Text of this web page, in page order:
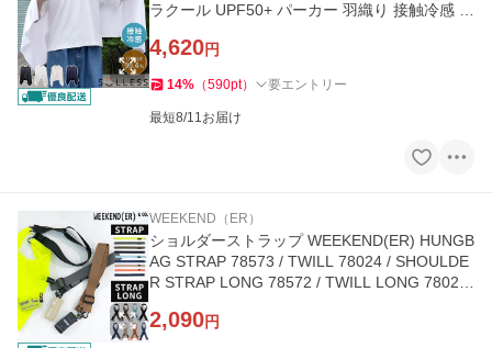
ラクール UPF50+ パーカー 羽織り 接触冷感 フ
4,620円
14% （590pt） 要エントリー
最短8/11お届け
WEEKEND（ER）
ショルダーストラップ WEEKEND(ER) HUNGB
AG STRAP 78573 / TWILL 78024 / SHOULDE
R STRAP LONG 78572 / TWILL LONG 78025
2,090円